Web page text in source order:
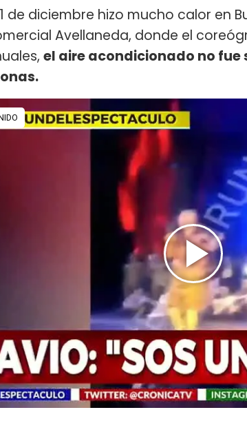
de diciembre hizo mucho calor en
Avellaneda, donde el
el aire acondicionado no